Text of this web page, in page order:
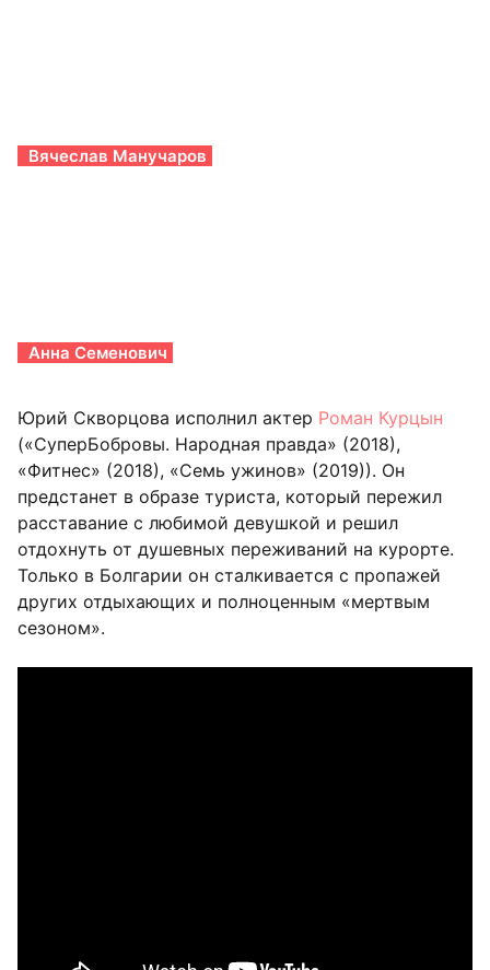
Вячеслав Манучаров
Анна Семенович
Юрий Скворцова исполнил актер Роман Курцын
(«СуперБобровы. Народная правда» (2018),
«Фитнес» (2018), «Семь ужинов» (2019)). Он
предстанет в образе туриста, который пережил
расставание с любимой девушкой и решил
отдохнуть от душевных переживаний на курорте.
Только в Болгарии он сталкивается с пропажей
других отдыхающих и полноценным «мертвым
сезоном».